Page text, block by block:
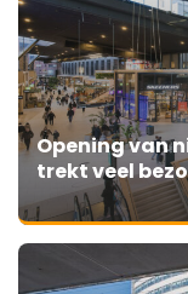
Opening van
trekt veel